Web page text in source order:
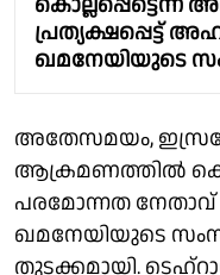
പ്രത്യക്ഷപ്പെട്ട്
ഖമനേയിയുടെ
അതേസമയം,
ആക്രമണത്തില്‍
പരമോന്നത
ഖമനേയിയുടെ
തുടക്കമായി.